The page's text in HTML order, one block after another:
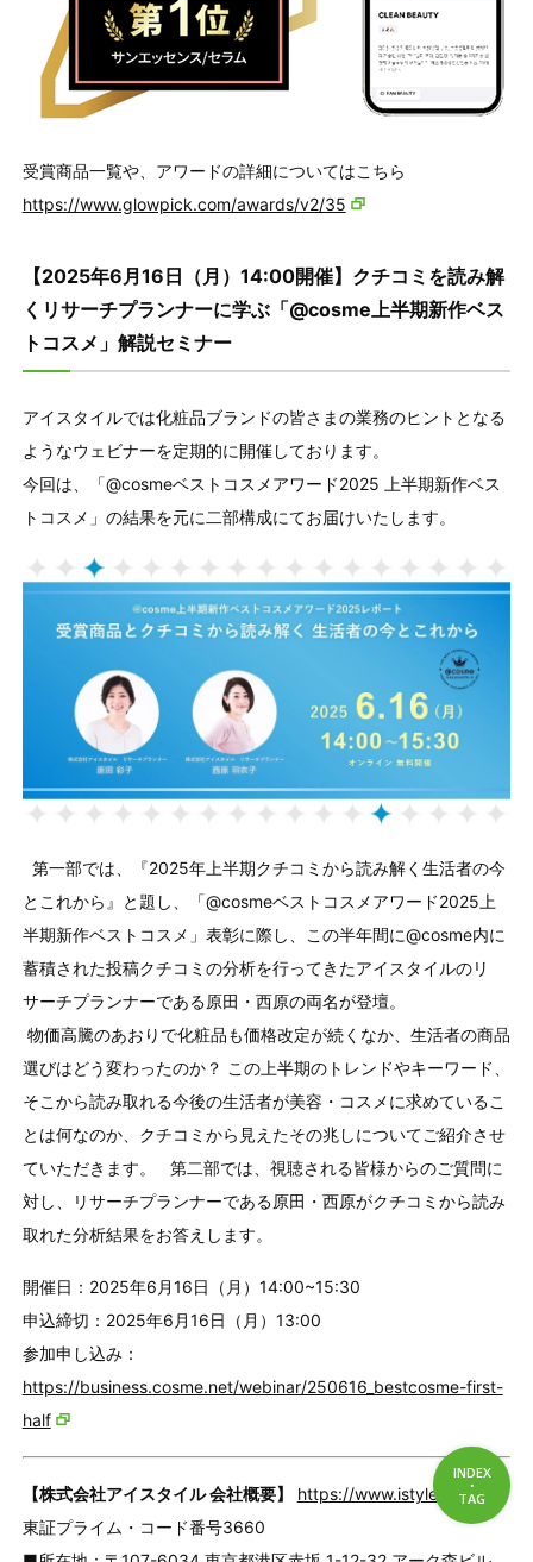
INDEX
TAG
INDEX
・
TAG
受賞商品一覧や、アワードの詳細についてはこちら
https://www.glowpick.com/awards/v2/35
【2025年6月16日（月）14:00開催】クチコミを読み解
くリサーチプランナーに学ぶ「@cosme上半期新作ベス
トコスメ」解説セミナー
アイスタイルでは化粧品ブランドの皆さまの業務のヒントとなる
ようなウェビナーを定期的に開催しております。
今回は、「@cosmeベストコスメアワード2025 上半期新作ベス
トコスメ」の結果を元に二部構成にてお届けいたします。
第一部では、『2025年上半期クチコミから読み解く生活者の今
とこれから』と題し、「@cosmeベストコスメアワード2025上
半期新作ベストコスメ」表彰に際し、この半年間に@cosme内に
蓄積された投稿クチコミの分析を行ってきたアイスタイルのリ
サーチプランナーである原田・西原の両名が登壇。
物価高騰のあおりで化粧品も価格改定が続くなか、生活者の商品
選びはどう変わったのか？ この上半期のトレンドやキーワード、
そこから読み取れる今後の生活者が美容・コスメに求めているこ
とは何なのか、クチコミから見えたその兆しについてご紹介させ
ていただきます。 第二部では、視聴される皆様からのご質問に
対し、リサーチプランナーである原田・西原がクチコミから読み
取れた分析結果をお答えします。
開催日：2025年6月16日（月）14:00~15:30
申込締切：2025年6月16日（月）13:00
参加申し込み：
https://business.cosme.net/webinar/250616_bestcosme-first-
half
【株式会社アイスタイル 会社概要】
https://www.istyle.co.jp/
東証プライム・コード番号3660